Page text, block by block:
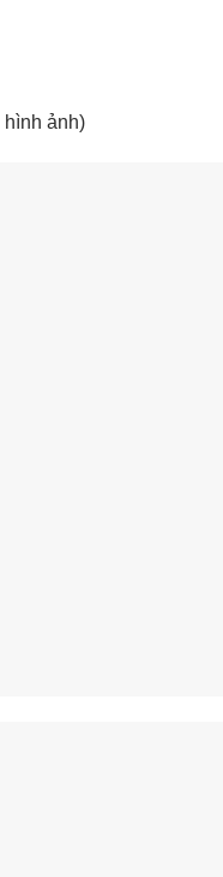
hình ảnh)